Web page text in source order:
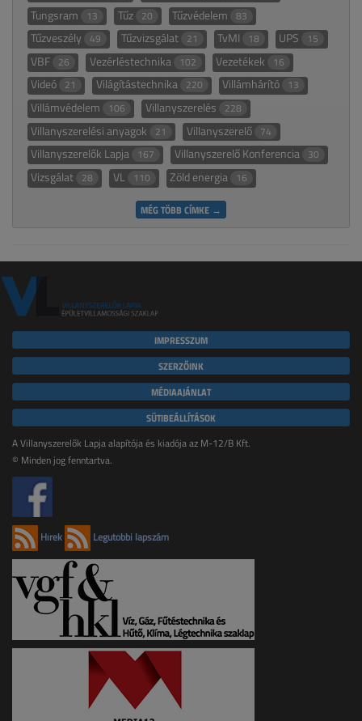
Tungsram 13 Tűz 20 Tűzvédelem 83
Tűzveszély 49 Tűzvizsgálat 21 TvMI 18 UPS 15
VBF 26 Vezérléstechnika 102 Vezetékek 16
Videó 21 Világítástechnika 220 Villámhárító 13
Villámvédelem 106 Villanyszerelés 228
Villanyszerelési anyagok 21 Villanyszerelő 74
Villanyszerelők Lapja 167 Villanyszerelő Konferencia 30
Vizsgálat 28 VL 110 Zöld energia 16
MÉG TÖBB CÍMKE →
IMPRESSZUM
SZERZŐINK
MÉDIAAJÁNLAT
SÜTIBEÁLLÍTÁSOK
A Villanyszerelők Lapja alapítója és kiadója az M-12/B Kft.
© Minden jog fenntartva.
Hírek Legutóbbi lapszám